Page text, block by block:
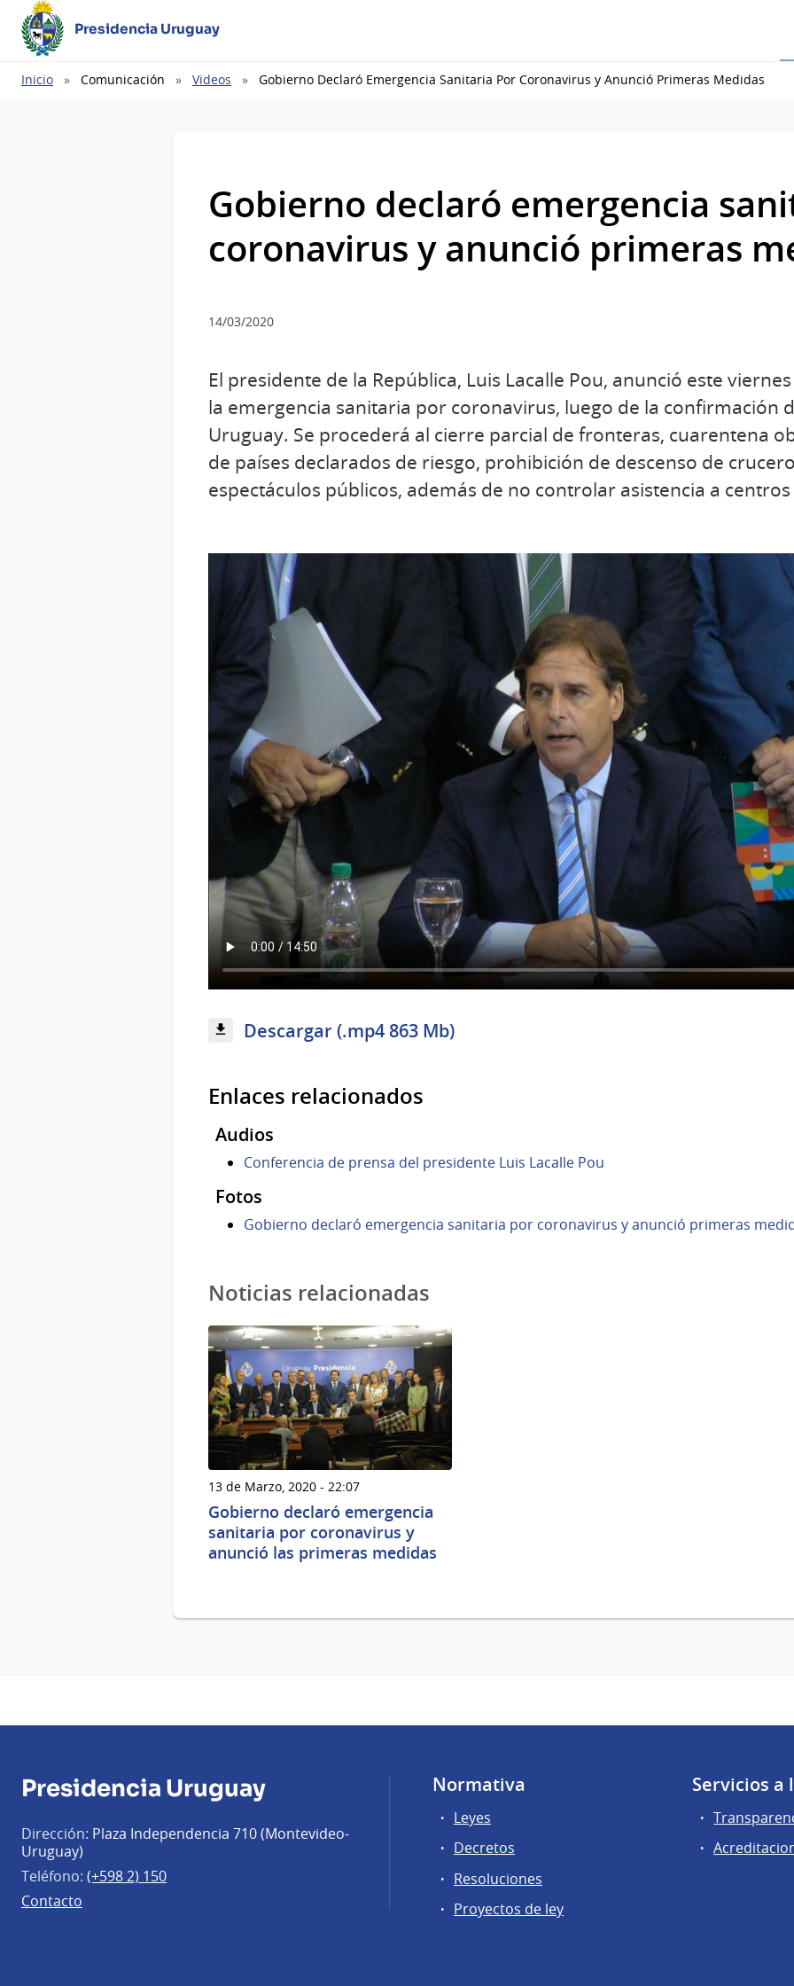
Presidencia Uruguay
Ruta
Inicio Comunicación Videos Gobierno Declaró Emergencia Sanitaria Por Coronavirus y Anunció Primeras Medidas
Gobierno declaró emergencia
coronavirus y anunció primeras
14/03/2020
El presidente de la República, Luis Lacalle Pou, anunció este
la emergencia sanitaria por coronavirus, luego de la confirmación
Uruguay. Se procederá al cierre parcial de fronteras, cuarentena
de países declarados de riesgo, prohibición de descenso de
espectáculos públicos, además de no controlar asistencia a
Descargar (.mp4 863 Mb)
Enlaces relacionados
Audios
Conferencia de prensa del presidente Luis Lacalle Pou
Fotos
Gobierno declaró emergencia sanitaria por coronavirus y anunció primeras
Noticias relacionadas
13 de Marzo, 2020 - 22:07
Gobierno declaró emergencia
sanitaria por coronavirus y
anunció las primeras medidas
Presidencia Uruguay
Dirección: Plaza Independencia 710 (Montevideo-
Uruguay)
Teléfono: (+598 2) 150
Contacto
Normativa
Leyes
Decretos
Resoluciones
Proyectos de ley
Servicios a